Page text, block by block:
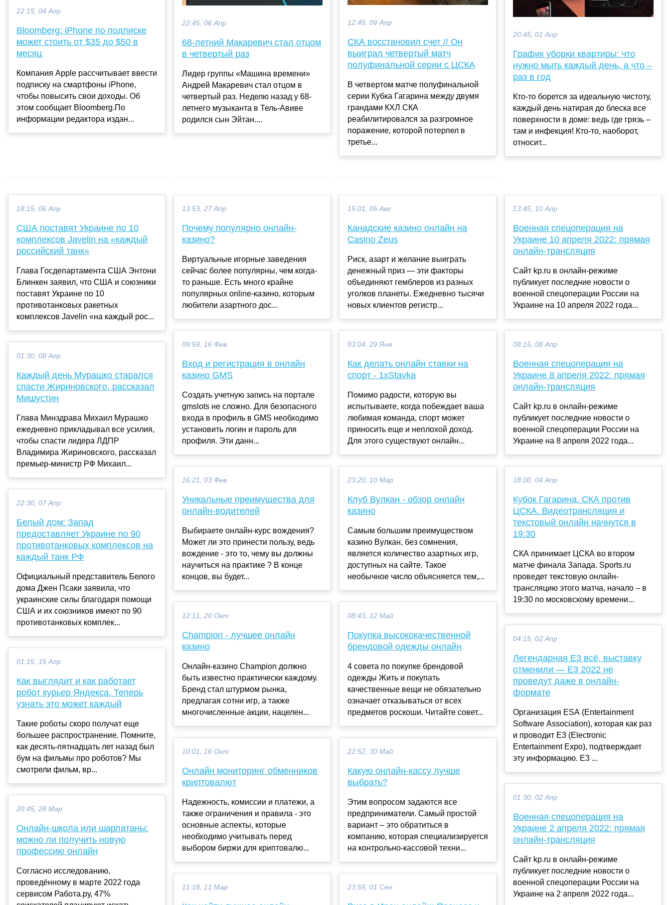
22:15, 04 Апр
Bloomberg: iPhone по подписке
может стоить от $35 до $50 в
месяц
Компания Apple рассчитывает ввести
подписку на смартфоны iPhone,
чтобы повысить свои доходы. Об
этом сообщает Bloomberg.По
информации редактора издан...
22:45, 06 Апр
68-летний Макаревич стал отцом
в четвертый раз
Лидер группы «Машина времени»
Андрей Макаревич стал отцом в
четвертый раз. Неделю назад у 68-
летнего музыканта в Тель-Авиве
родился сын Эйтан....
12:45, 09 Апр
СКА восстановил счет // Он
выиграл четвертый матч
полуфинальной серии с ЦСКА
В четвертом матче полуфинальной
серии Кубка Гагарина между двумя
грандами КХЛ СКА
реабилитировался за разгромное
поражение, которой потерпел в
третье...
20:45, 01 Апр
График уборки квартиры: что
нужно мыть каждый день, а что –
раз в год
Кто-то борется за идеальную чистоту,
каждый день натирая до блеска все
поверхности в доме: ведь где грязь –
там и инфекция! Кто-то, наоборот,
относит...
18:15, 06 Апр
США поставят Украине по 10
комплексов Javelin на «каждый
российский танк»
Глава Госдепартамента США Энтони
Блинкен заявил, что США и союзники
поставят Украине по 10
противотанковых ракетных
комплексов Javelin «на каждый рос...
01:30, 08 Апр
Каждый день Мурашко старался
спасти Жириновского, рассказал
Мишустин
Глава Минздрава Михаил Мурашко
ежедневно прикладывал все усилия,
чтобы спасти лидера ЛДПР
Владимира Жириновского, рассказал
премьер-министр РФ Михаил...
22:30, 07 Апр
Белый дом: Запад
предоставляет Украине по 90
противотанковых комплексов на
каждый танк РФ
Официальный представитель Белого
дома Джен Псаки заявила, что
украинские силы благодаря помощи
США и их союзников имеют по 90
противотанковых комплек...
01:15, 15 Апр
Как выглядит и как работает
робот курьер Яндекса. Теперь
узнать это может каждый
Такие роботы скоро получат еще
большее распространение. Помните,
как десять-пятнадцать лет назад был
бум на фильмы про роботов? Мы
смотрели фильм, вр...
20:45, 28 Мар
Онлайн-школа или шарлатаны:
можно ли получить новую
профессию онлайн
Согласно исследованию,
проведённому в марте 2022 года
сервисом Работа.ру, 47%
13:53, 27 Апр
Почему популярно онлайн-
казино?
Виртуальные игорные заведения
сейчас более популярны, чем когда-
то раньше. Есть много крайне
популярных online-казино, которым
любители азартного дос...
09:59, 16 Фев
Вход и регистрация в онлайн
казино GMS
Создать учетную запись на портале
gmslots не сложно. Для безопасного
входа в профиль в GMS необходимо
установить логин и пароль для
профиля. Эти данн...
16:21, 03 Фев
Уникальные преимущества для
онлайн-водителей
Выбираете онлайн-курс вождения?
Может ли это принести пользу, ведь
вождение - это то, чему вы должны
научиться на практике ? В конце
концов, вы будет...
12:11, 20 Окт
Champion - лучшее онлайн
казино
Онлайн-казино Champion должно
быть известно практически каждому.
Бренд стал штурмом рынка,
предлагая сотни игр, а также
многочисленные акции, нацелен...
10:01, 16 Окт
Онлайн мониторинг обменников
криптовалют
Надежность, комиссии и платежи, а
также ограничения и правила - это
основные аспекты, которые
необходимо учитывать перед
выбором биржи для криптовалю...
11:18, 11 Мар
15:01, 05 Авг
Канадские казино онлайн на
Casino Zeus
Риск, азарт и желание выиграть
денежный приз — эти факторы
объединяют гемблеров из разных
уголков планеты. Ежедневно тысячи
новых клиентов регистр...
03:04, 29 Янв
Как делать онлайн ставки на
спорт - 1xStavka
Помимо радости, которую вы
испытываете, когда побеждает ваша
любимая команда, спорт может
приносить еще и неплохой доход.
Для этого существуют онлайн...
23:20, 10 Мар
Клуб Вулкан - обзор онлайн
казино
Самым большим преимуществом
казино Вулкан, без сомнения,
является количество азартных игр,
доступных на сайте. Такое
необычное число объясняется тем,...
08:43, 12 Май
Покупка высококачественной
брендовой одежды онлайн
4 совета по покупке брендовой
одежды Жить и покупать
качественные вещи не обязательно
означает отказываться от всех
предметов роскоши. Читайте совет...
22:52, 30 Май
Какую онлайн-кассу лучше
выбрать?
Этим вопросом задаются все
предприниматели. Самый простой
вариант – это обратиться в
компанию, которая специализируется
на контрольно-кассовой техни...
23:55, 01 Сен
13:45, 10 Апр
Военная спецоперация на
Украине 10 апреля 2022: прямая
онлайн-трансляция
Сайт kp.ru в онлайн-режиме
публикует последние новости о
военной спецоперации России на
Украине на 10 апреля 2022 года...
08:15, 08 Апр
Военная спецоперация на
Украине 8 апреля 2022: прямая
онлайн-трансляция
Сайт kp.ru в онлайн-режиме
публикует последние новости о
военной спецоперации России на
Украине на 8 апреля 2022 года...
18:00, 04 Апр
Кубок Гагарина. СКА против
ЦСКА. Видеотрансляция и
текстовый онлайн начнутся в
19:30
СКА принимает ЦСКА во втором
матче финала Запада. Sports.ru
проведет текстовую онлайн-
трансляцию этого матча, начало – в
19:30 по московскому времени...
04:15, 02 Апр
Легендарная E3 всё, выставку
отменили — E3 2022 не
проведут даже в онлайн-
формате
Организация ESA (Entertainment
Software Association), которая как раз
и проводит E3 (Electronic
Entertainment Expo), подтверждает
эту информацию. E3 ...
01:30, 02 Апр
Военная спецоперация на
Украине 2 апреля 2022: прямая
онлайн-трансляция
Сайт kp.ru в онлайн-режиме
публикует последние новости о
военной спецоперации России на
Украине на 2 апреля 2022 года...